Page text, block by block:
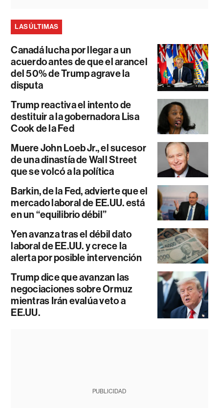
LAS ÚLTIMAS
Canadá lucha por llegar a un
acuerdo antes de que el arancel
del 50% de Trump agrave la
disputa
Trump reactiva el intento de
destituir a la gobernadora Lisa
Cook de la Fed
Muere John Loeb Jr., el sucesor
de una dinastía de Wall Street
que se volcó a la política
Barkin, de la Fed, advierte que el
mercado laboral de EE.UU. está
en un “equilibrio débil”
Yen avanza tras el débil dato
laboral de EE.UU. y crece la
alerta por posible intervención
Trump dice que avanzan las
negociaciones sobre Ormuz
mientras Irán evalúa veto a
EE.UU.
PUBLICIDAD